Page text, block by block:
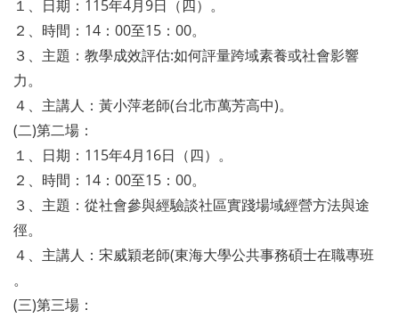
１、日期：115年4月9日（四）。
２、時間：14：00至15：00。
３、主題：教學成效評估:如何評量跨域素養或社會影響
力。
４、主講人：黃小萍老師(台北市萬芳高中)。
(二)第二場：
１、日期：115年4月16日（四）。
２、時間：14：00至15：00。
３、主題：從社會參與經驗談社區實踐場域經營方法與途
徑。
４、主講人：宋威穎老師(東海大學公共事務碩士在職專班
。
(三)第三場：